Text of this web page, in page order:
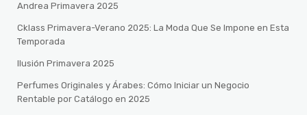
Andrea Primavera 2025
Cklass Primavera-Verano 2025: La Moda Que Se Impone en Esta
Temporada
Ilusión Primavera 2025
Perfumes Originales y Árabes: Cómo Iniciar un Negocio
Rentable por Catálogo en 2025